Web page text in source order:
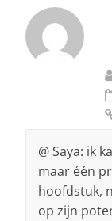
@ Saya: ik
maar één
hoofdstuk,
op zijn